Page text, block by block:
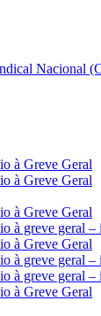
Nacional
à Greve Geral
à Greve Geral
à Greve Geral
à greve geral
à Greve Geral
à greve geral
à greve geral
à Greve Geral